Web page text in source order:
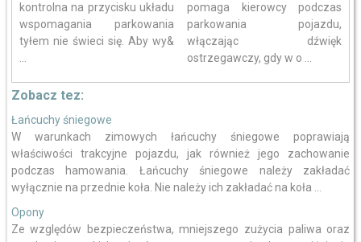
kontrolna na przycisku układu
wspomagania parkowania
tyłem nie świeci się. Aby wy&
pomaga kierowcy podczas
parkowania pojazdu,
włączając dźwięk
ostrzegawczy, gdy w o ...
Zobacz tez:
Łańcuchy śniegowe
W warunkach zimowych łańcuchy śniegowe poprawiają
właściwości trakcyjne pojazdu, jak również jego zachowanie
podczas hamowania. Łańcuchy śniegowe należy zakładać
wyłącznie na przednie koła. Nie należy ich zakładać na koła ...
Opony
Ze względów bezpieczeństwa, mniejszego zużycia paliwa oraz